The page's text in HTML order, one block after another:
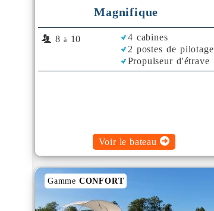
Magnifique
8 à 10
4 cabines
2 postes de pilotage
Propulseur d'étrave
Rafraichisseur d'Air
Voir le bateau
Gamme CONFORT